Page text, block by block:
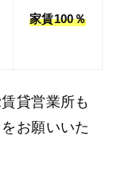
家賃100％
貸営業所も
お願いいた